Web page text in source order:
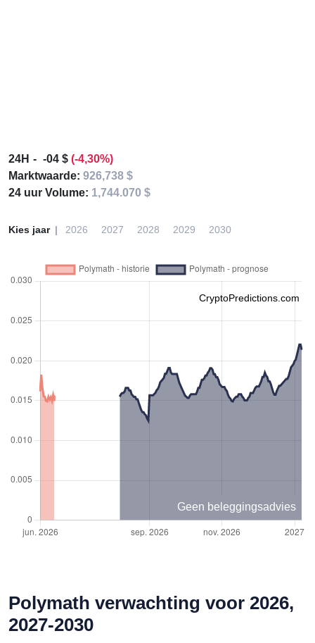
24H -04 $ (-4,30%)
Marktwaarde: 926,738 $
24 uur Volume: 1,744.070 $
Kies jaar 2026 2027 2028 2029 2030
CryptoPredictions.com
Geen beleggingsadvies
Polymath verwachting voor 2026,
2027-2030